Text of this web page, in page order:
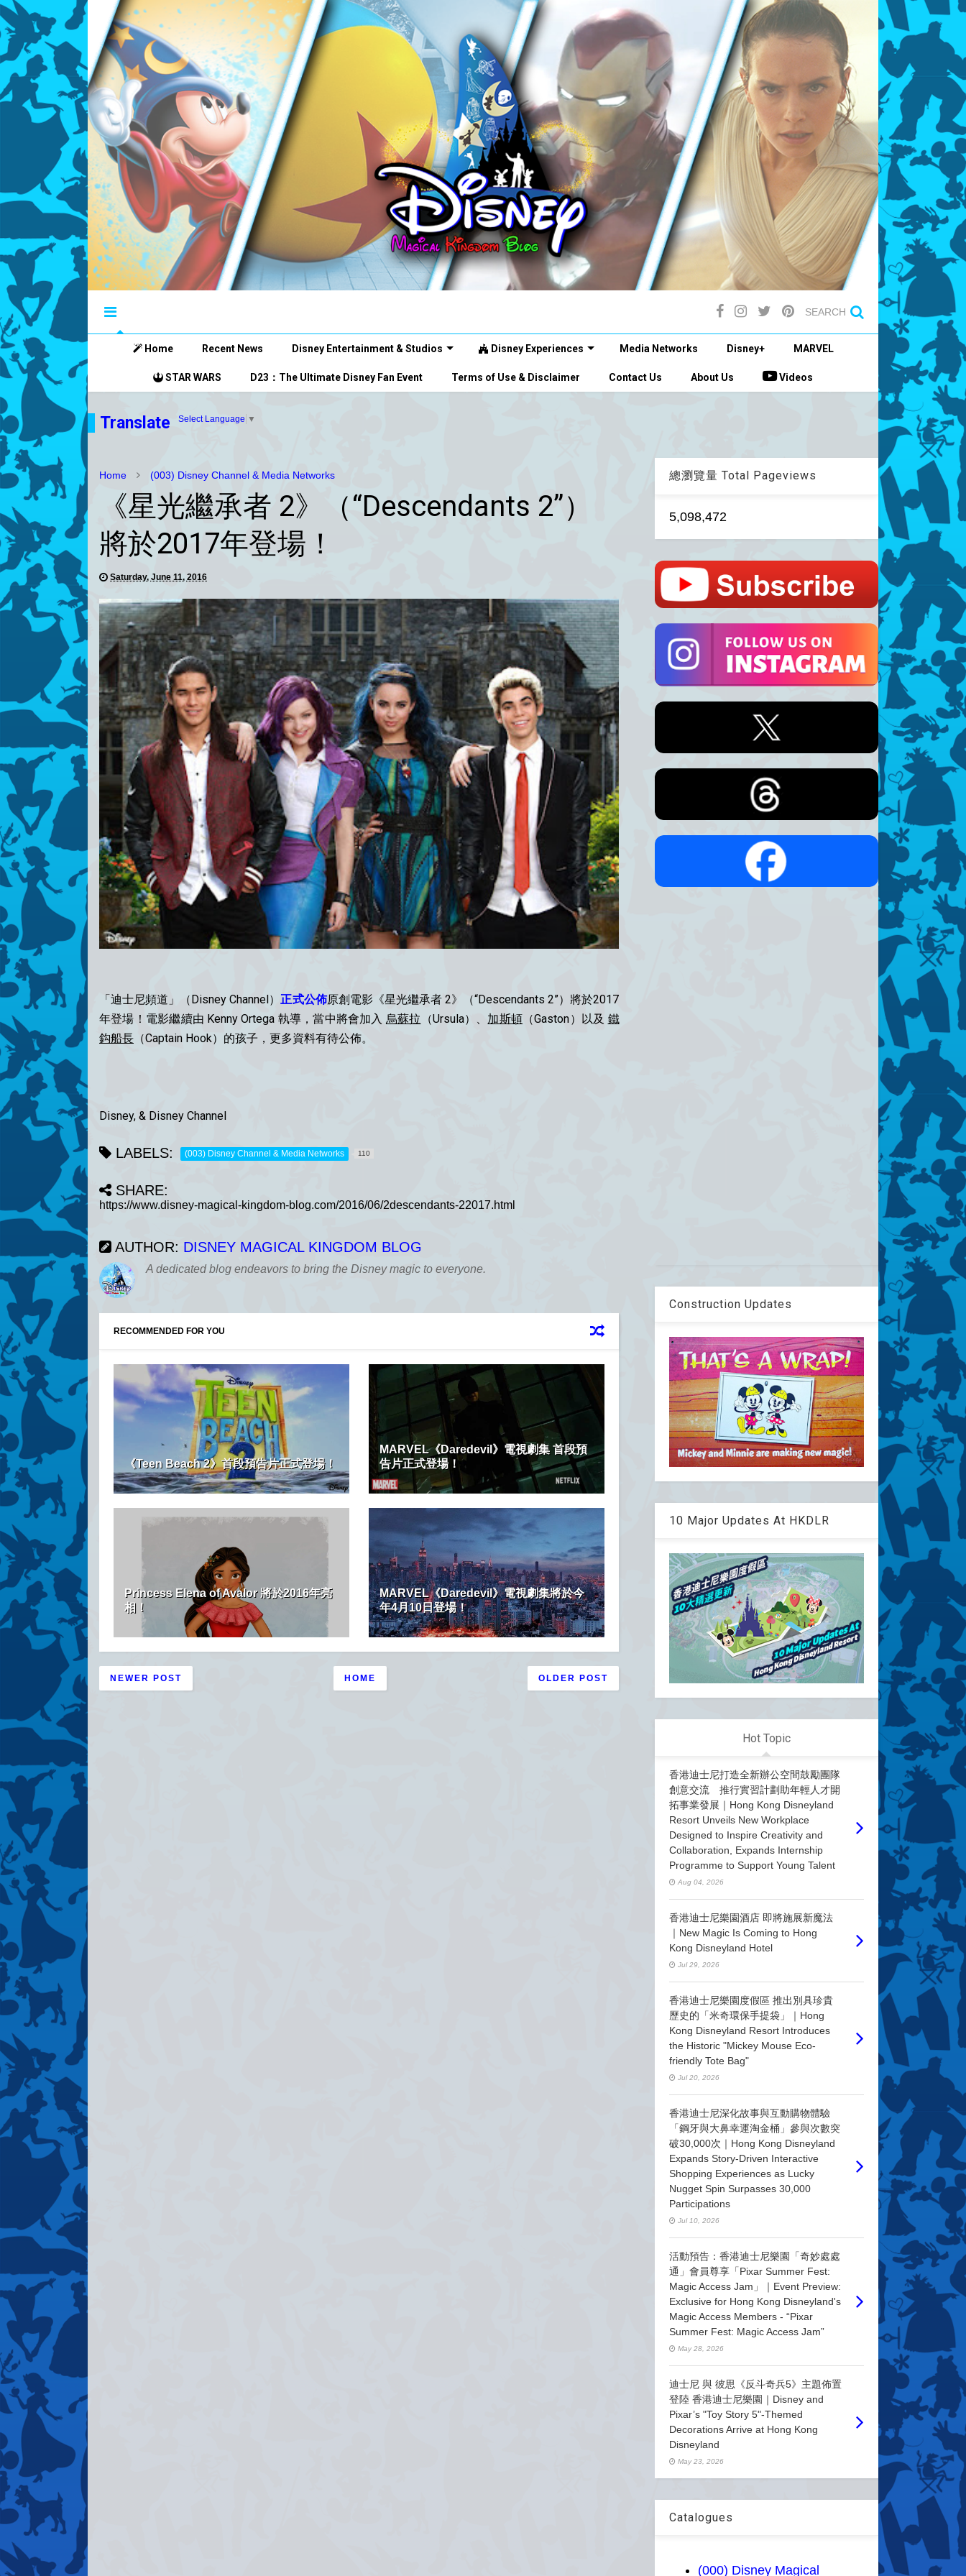
SEARCH
Home Recent News Disney Entertainment & Studios Disney Experiences Media Networks Disney+ MARVEL
STAR WARS D23：The Ultimate Disney Fan Event Terms of Use & Disclaimer Contact Us About Us Videos
Translate Select Language ▼
Home (003) Disney Channel & Media Networks
《星光繼承者 2》（“Descendants 2”）
將於2017年登場！
Saturday, June 11, 2016
「迪士尼頻道」（Disney Channel） 正式公佈原創電影《星光繼承者 2》（“Descendants 2”）將於2017
年登場！電影繼續由 Kenny Ortega 執導，當中將會加入 烏蘇拉 （Ursula）、 加斯頓 （Gaston）以及 鐵
鈎船長 （Captain Hook）的孩子，更多資料有待公佈。
Disney, & Disney Channel
LABELS: (003) Disney Channel & Media Networks 110
SHARE:
AUTHOR: DISNEY MAGICAL KINGDOM BLOG
A dedicated blog endeavors to bring the Disney magic to everyone.
RECOMMENDED FOR YOU
《Teen Beach 2》首段預告片正式登場！
MARVEL《Daredevil》電視劇集 首段預
告片正式登場！
Princess Elena of Avalor 將於2016年亮
相！
MARVEL《Daredevil》電視劇集將於今
年4月10日登場！
NEWER POST OLDER POST
HOME
總瀏覽量 Total Pageviews
5,098,472
Construction Updates
10 Major Updates At HKDLR
Hot Topic
香港迪士尼打造全新辦公空間鼓勵團隊
創意交流 推行實習計劃助年輕人才開
拓事業發展｜Hong Kong Disneyland
Resort Unveils New Workplace
Designed to Inspire Creativity and
Collaboration, Expands Internship
Programme to Support Young Talent
Aug 04, 2026
香港迪士尼樂園酒店 即將施展新魔法
｜New Magic Is Coming to Hong
Kong Disneyland Hotel
Jul 29, 2026
香港迪士尼樂園度假區 推出別具珍貴
歷史的「米奇環保手提袋」｜Hong
Kong Disneyland Resort Introduces
the Historic "Mickey Mouse Eco-
friendly Tote Bag"
Jul 20, 2026
香港迪士尼深化故事與互動購物體驗
「鋼牙與大鼻幸運淘金桶」參與次數突
破30,000次｜Hong Kong Disneyland
Expands Story-Driven Interactive
Shopping Experiences as Lucky
Nugget Spin Surpasses 30,000
Participations
Jul 10, 2026
活動預告：香港迪士尼樂園「奇妙處處
通」會員尊享「Pixar Summer Fest:
Magic Access Jam」｜Event Preview:
Exclusive for Hong Kong Disneyland's
Magic Access Members - “Pixar
Summer Fest: Magic Access Jam”
May 28, 2026
迪士尼 與 彼思《反斗奇兵5》主題佈置
登陸 香港迪士尼樂園｜Disney and
Pixar’s "Toy Story 5"-Themed
Decorations Arrive at Hong Kong
Disneyland
May 23, 2026
Catalogues
(000) Disney Magical